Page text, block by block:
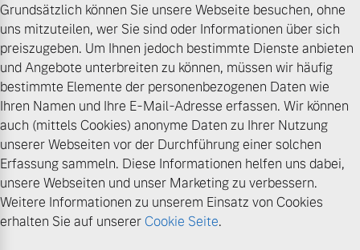
Grundsätzlich können Sie unsere Webseite besuchen, ohne
uns mitzuteilen, wer Sie sind oder Informationen über sich
preiszugeben. Um Ihnen jedoch bestimmte Dienste anbieten
und Angebote unterbreiten zu können, müssen wir häufig
bestimmte Elemente der personenbezogenen Daten wie
Ihren Namen und Ihre E-Mail-Adresse erfassen. Wir können
auch (mittels Cookies) anonyme Daten zu Ihrer Nutzung
unserer Webseiten vor der Durchführung einer solchen
Erfassung sammeln. Diese Informationen helfen uns dabei,
unsere Webseiten und unser Marketing zu verbessern.
Weitere Informationen zu unserem Einsatz von Cookies
erhalten Sie auf unsererCookie Seite.